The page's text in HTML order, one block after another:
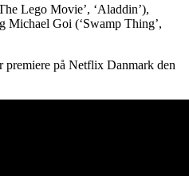
Lego Movie’, ‘Aladdin’),
Michael Goi (‘Swamp Thing’,
premiere på Netflix Danmark den